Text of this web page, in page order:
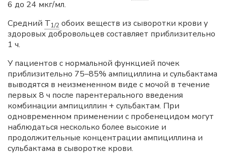
6 до 24 мкг/мл.
Средний T1/2 обоих веществ из сыворотки крови у
здоровых добровольцев составляет приблизительно
1 ч.
У пациентов с нормальной функцией почек
приблизительно 75–85% ампициллина и сульбактама
выводятся в неизмененном виде с мочой в течение
первых 8 ч после парентерального введения
комбинации ампициллин + сульбактам. При
одновременном применении с пробенецидом могут
наблюдаться несколько более высокие и
продолжительные концентрации ампициллина и
сульбактама в сыворотке крови.